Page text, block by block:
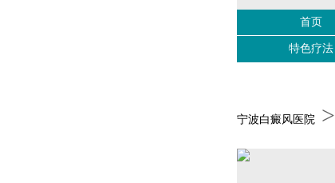
首页
特色疗法
宁波白癜风医院 >